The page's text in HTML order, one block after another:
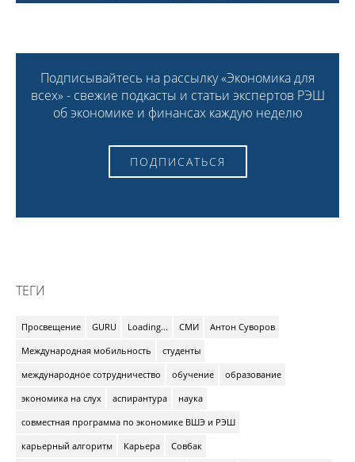
Подписывайтесь на рассылку «Экономика для
всех» - свежие подкасты и статьи экспертов РЭШ
об экономике и финансах каждую неделю
ПОДПИСАТЬСЯ
ТЕГИ
Просвещение GURU Loading... СМИ
Антон Суворов
Международная мобильность
студенты
международное сотрудничество
обучение
образование
экономика на слух
аспирантура
наука
совместная программа по экономике ВШЭ и РЭШ
карьерный алгоритм
Карьера
Совбак